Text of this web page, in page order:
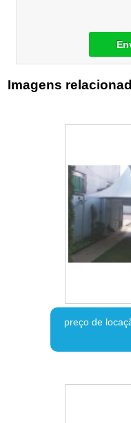
Imagens
preço de